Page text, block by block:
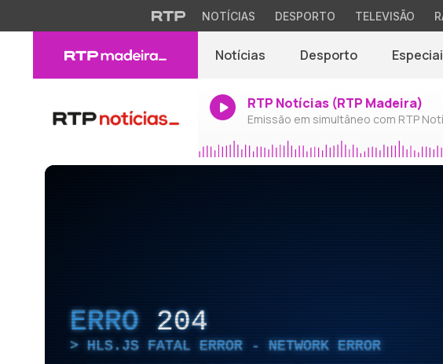
NOTÍCIAS DESPORTO TELEVISÃO
Notícias Desporto
RTP Notícias (RTP Madeira)
Emissão em simultâneo com RTP
ERRO 204
HLS.JS FATAL ERROR - NETWORK ERROR